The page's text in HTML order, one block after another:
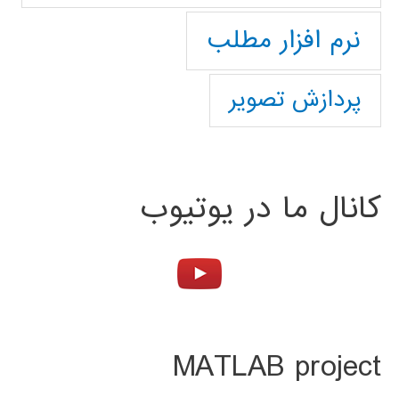
نرم افزار مطلب
پردازش تصویر
کانال ما در یوتیوب
MATLAB project